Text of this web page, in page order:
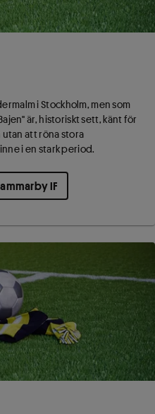
i Stockholm, men som
är, historiskt sett, känt för
att röna stora
i en stark period.
IF